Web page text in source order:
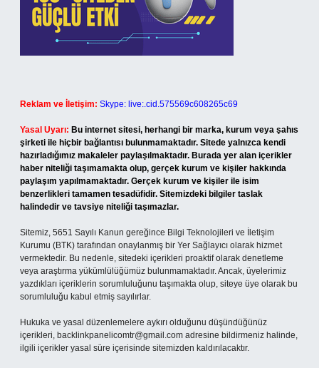
Reklam ve İletişim: Skype: live:.cid.575569c608265c69
Yasal Uyarı: Bu internet sitesi, herhangi bir marka, kurum veya şahıs
şirketi ile hiçbir bağlantısı bulunmamaktadır. Sitede yalnızca kendi
hazırladığımız makaleler paylaşılmaktadır. Burada yer alan içerikler
haber niteliği taşımamakta olup, gerçek kurum ve kişiler hakkında
paylaşım yapılmamaktadır. Gerçek kurum ve kişiler ile isim
benzerlikleri tamamen tesadüfidir. Sitemizdeki bilgiler taslak
halindedir ve tavsiye niteliği taşımazlar.
Sitemiz, 5651 Sayılı Kanun gereğince Bilgi Teknolojileri ve İletişim
Kurumu (BTK) tarafından onaylanmış bir Yer Sağlayıcı olarak hizmet
vermektedir. Bu nedenle, sitedeki içerikleri proaktif olarak denetleme
veya araştırma yükümlülüğümüz bulunmamaktadır. Ancak, üyelerimiz
yazdıkları içeriklerin sorumluluğunu taşımakta olup, siteye üye olarak bu
sorumluluğu kabul etmiş sayılırlar.
Hukuka ve yasal düzenlemelere aykırı olduğunu düşündüğünüz
içerikleri, backlinkpanelicomtr@gmail.com adresine bildirmeniz halinde,
ilgili içerikler yasal süre içerisinde sitemizden kaldırılacaktır.